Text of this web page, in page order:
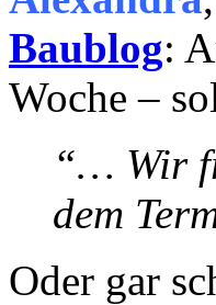
Baublog:
Woche –
“… Wir
dem
Oder gar